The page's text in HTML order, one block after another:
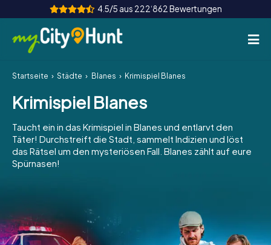
4.5/5 aus 222‘862 Bewertungen
So funktioniert's
Städte
Touren
Teamevent
INT AT
ES
IE
Startseite Städte Blanes Krimispiel Blanes
Krimispiel Blanes
Taucht ein in das Krimispiel in Blanes und entlarvt den
Täter! Durchstreift die Stadt, sammelt Indizien und löst
das Rätsel um den mysteriösen Fall. Blanes zählt auf eure
Spürnasen!